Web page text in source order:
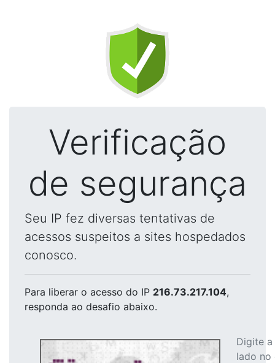
Verificação
de segurança
Seu IP fez diversas tentativas de
acessos suspeitos a sites hospedados
conosco.
Para liberar o acesso do IP 216.73.217.104,
responda ao desafio abaixo.
Digite
lado no